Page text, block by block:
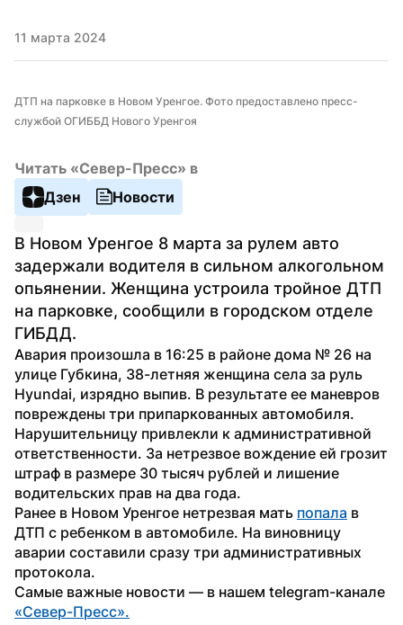
11 марта 2024
ДТП на парковке в Новом Уренгое. Фото предоставлено пресс-
службой ОГИББД Нового Уренгоя
Читать «Север-Пресс» в
Дзен
Новости
В Новом Уренгое 8 марта за рулем авто
задержали водителя в сильном алкогольном
опьянении. Женщина устроила тройное ДТП
на парковке, сообщили в городском отделе
ГИБДД.
Авария произошла в 16:25 в районе дома № 26 на
улице Губкина, 38-летняя женщина села за руль
Hyundai, изрядно выпив. В результате ее маневров
повреждены три припаркованных автомобиля.
Нарушительницу привлекли к административной
ответственности. За нетрезвое вождение ей грозит
штраф в размере 30 тысяч рублей и лишение
водительских прав на два года.
Ранее в Новом Уренгое нетрезвая мать попала в
ДТП с ребенком в автомобиле. На виновницу
аварии составили сразу три административных
протокола.
«Север-Пресс».